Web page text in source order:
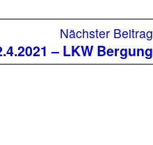
Nächster Beitrag
– LKW Bergung